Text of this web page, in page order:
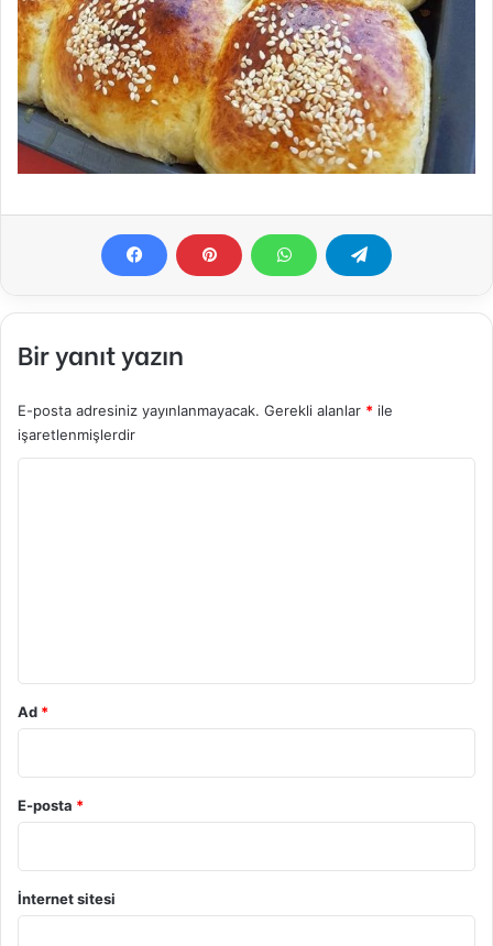
Bir yanıt yazın
E-posta adresiniz yayınlanmayacak. Gerekli alanlar * ile
işaretlenmişlerdir
Ad *
E-posta *
İnternet sitesi